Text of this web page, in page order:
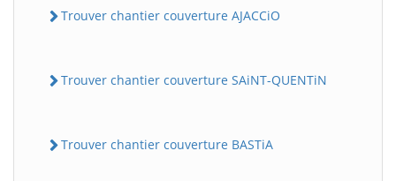
Trouver chantier couverture AJACCiO
Trouver chantier couverture SAiNT-QUENTiN
Trouver chantier couverture BASTiA